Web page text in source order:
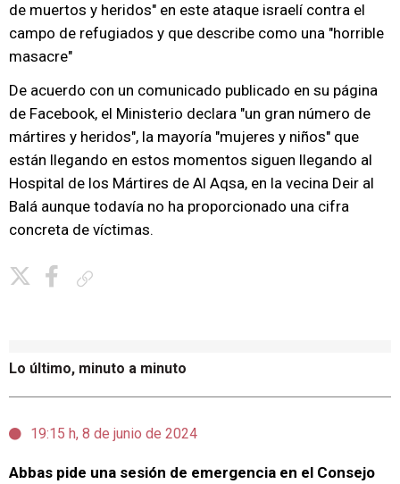
de muertos y heridos" en este ataque israelí contra el
campo de refugiados y que describe como una "horrible
masacre"
De acuerdo con un comunicado publicado en su página
de Facebook, el Ministerio declara "un gran número de
mártires y heridos", la mayoría "mujeres y niños" que
están llegando en estos momentos siguen llegando al
Hospital de los Mártires de Al Aqsa, en la vecina Deir al
Balá aunque todavía no ha proporcionado una cifra
concreta de víctimas.
Lo último, minuto a minuto
19:15 h, 8 de junio de 2024
Abbas pide una sesión de emergencia en el Consejo